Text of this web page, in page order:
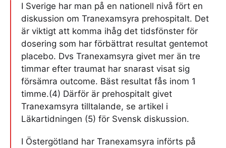
I Sverige har man på en nationell nivå fört en
diskussion om Tranexamsyra prehospitalt. Det
är viktigt att komma ihåg det tidsfönster för
dosering som har förbättrat resultat gentemot
placebo. Dvs Tranexamsyra givet mer än tre
timmar efter traumat har snarast visat sig
försämra outcome. Bäst resultat fås inom 1
timme.(4) Därför är prehospitalt givet
Tranexamsyra tilltalande, se artikel i
Läkartidningen (5) för Svensk diskussion.
I Östergötland har Tranexamsyra införts på